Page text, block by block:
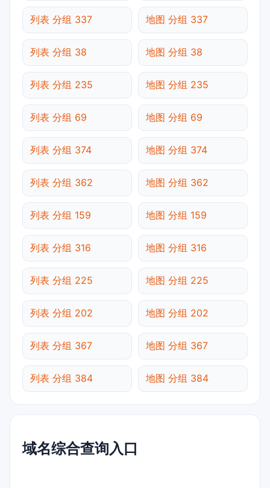
列表 分组 337 地图 分组 337
列表 分组 38 地图 分组 38
列表 分组 235 地图 分组 235
列表 分组 69 地图 分组 69
列表 分组 374 地图 分组 374
列表 分组 362 地图 分组 362
列表 分组 159 地图 分组 159
列表 分组 316 地图 分组 316
列表 分组 225 地图 分组 225
列表 分组 202 地图 分组 202
列表 分组 367 地图 分组 367
列表 分组 384 地图 分组 384
域名综合查询入口